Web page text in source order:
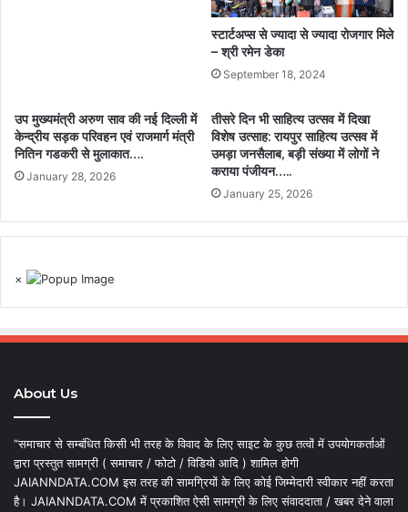
स्टार्टअप्स से ज्यादा से ज्यादा रोजगार मिले
– श्री रमेन डेका
September 18, 2024
उप मुख्यमंत्री अरुण साव की नई दिल्ली में
केन्द्रीय सड़क परिवहन एवं राजमार्ग मंत्री
नितिन गडकरी से मुलाकात….
January 28, 2026
तीसरे दिन भी साहित्य उत्सव में दिखा
विशेष उत्साह: रायपुर साहित्य उत्सव में
उमड़ा जनसैलाब, बड़ी संख्या में लोगों ने
कराया पंजीयन…..
January 25, 2026
×
About Us
“समाचार से सम्बंधित किसी भी तरह के विवाद के लिए साइट के कुछ तत्वों में उपयोगकर्ताओं
द्वारा प्रस्तुत सामग्री ( समाचार / फोटो / विडियो आदि ) शामिल होगी
JAIANNDATA.COM इस तरह की सामग्रियों के लिए कोई जिम्मेदारी स्वीकार नहीं करता
है। JAIANNDATA.COM में प्रकाशित ऐसी सामग्री के लिए संवाददाता / खबर देने वाला